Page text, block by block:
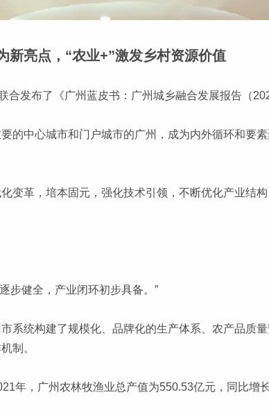
新亮点，“农业+”激发乡村资源价值
发布了《广州蓝皮书：广州城乡融合发展报告（
的中心城市和门户城市的广州，成为内外循环和要
变革，培本固元，强化技术引领，不断优化产业结
步健全，产业闭环初步具备。”
系统构建了规模化、品牌化的生产体系、农产品质
制。
年，广州农林牧渔业总产值为550.53亿元，同比增长